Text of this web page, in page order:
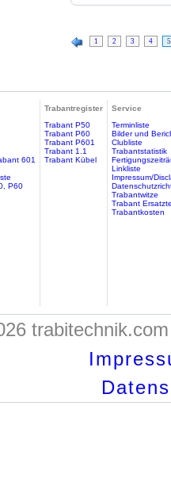
1 2 3 4 5
601
P60
Trabantregister
Trabant P50
Trabant P60
Trabant P601
Trabant 1.1
Trabant Kübel
Service
Terminliste
Bilder und
Clubliste
Trabantstatistik
Linkliste
Impressum/
Trabantwitze
Trabant
Trabantkosten